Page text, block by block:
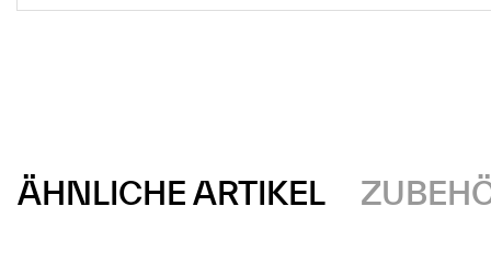
ÄHNLICHE ARTIKEL